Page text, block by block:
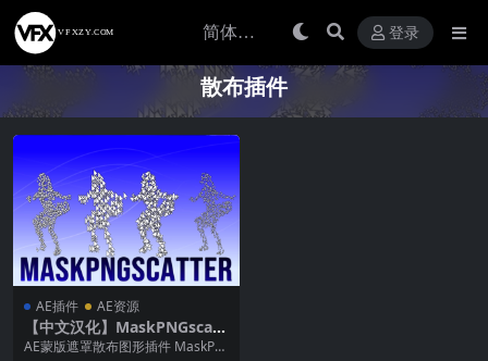
登录
散布插件
AE插件 AE资源
【中文汉化】MaskPNGscatt
er V1.0.11 Win/Mac AE蒙版
AE蒙版遮罩散布图形插件 MaskPN